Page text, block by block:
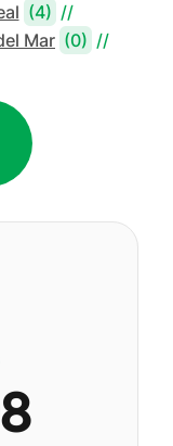
(4) //
Mar (0) //